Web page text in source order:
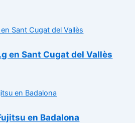
en Sant Cugat del Vallès
en Badalona